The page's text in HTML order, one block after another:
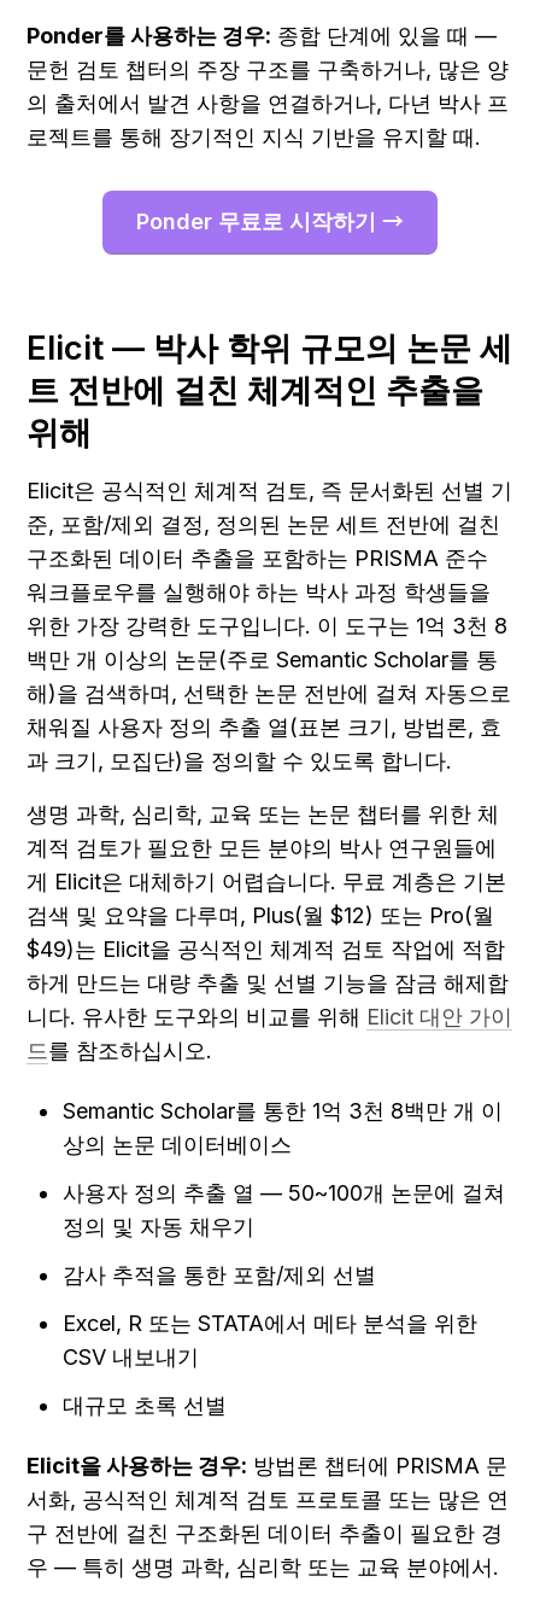
Ponder를 사용하는 경우: 종합 단계에 있을 때 —
문헌 검토 챕터의 주장 구조를 구축하거나, 많은 양
의 출처에서 발견 사항을 연결하거나, 다년 박사 프
로젝트를 통해 장기적인 지식 기반을 유지할 때.
Ponder 무료로 시작하기 →
Elicit — 박사 학위 규모의 논문 세
트 전반에 걸친 체계적인 추출을
위해
Elicit은 공식적인 체계적 검토, 즉 문서화된 선별 기
준, 포함/제외 결정, 정의된 논문 세트 전반에 걸친
구조화된 데이터 추출을 포함하는 PRISMA 준수
워크플로우를 실행해야 하는 박사 과정 학생들을
위한 가장 강력한 도구입니다. 이 도구는 1억 3천 8
백만 개 이상의 논문(주로 Semantic Scholar를 통
해)을 검색하며, 선택한 논문 전반에 걸쳐 자동으로
채워질 사용자 정의 추출 열(표본 크기, 방법론, 효
과 크기, 모집단)을 정의할 수 있도록 합니다.
생명 과학, 심리학, 교육 또는 논문 챕터를 위한 체
계적 검토가 필요한 모든 분야의 박사 연구원들에
게 Elicit은 대체하기 어렵습니다. 무료 계층은 기본
검색 및 요약을 다루며, Plus(월 $12) 또는 Pro(월
$49)는 Elicit을 공식적인 체계적 검토 작업에 적합
하게 만드는 대량 추출 및 선별 기능을 잠금 해제합
니다. 유사한 도구와의 비교를 위해 Elicit 대안 가이
드를 참조하십시오.
Semantic Scholar를 통한 1억 3천 8백만 개 이
상의 논문 데이터베이스
사용자 정의 추출 열 — 50~100개 논문에 걸쳐
정의 및 자동 채우기
감사 추적을 통한 포함/제외 선별
Excel, R 또는 STATA에서 메타 분석을 위한
CSV 내보내기
대규모 초록 선별
Elicit을 사용하는 경우: 방법론 챕터에 PRISMA 문
서화, 공식적인 체계적 검토 프로토콜 또는 많은 연
구 전반에 걸친 구조화된 데이터 추출이 필요한 경
우 — 특히 생명 과학, 심리학 또는 교육 분야에서.